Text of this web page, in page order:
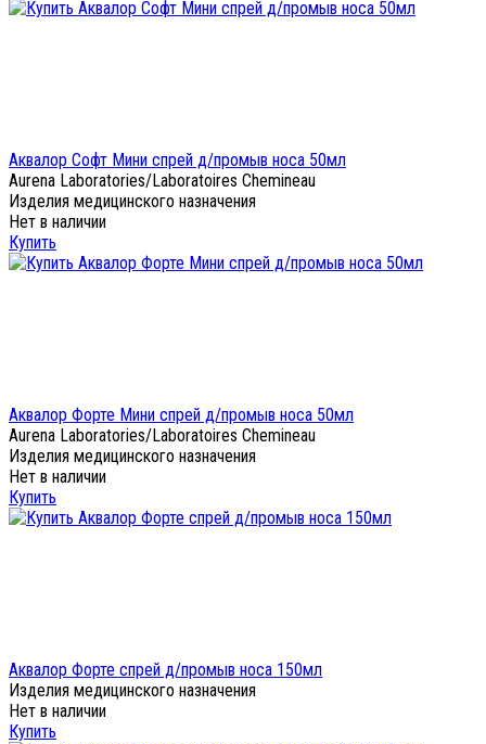
Аквалор Софт Мини спрей д/промыв носа 50мл
Aurena Laboratories/Laboratoires Chemineau
Изделия медицинского назначения
Нет в наличии
Купить
Аквалор Форте Мини спрей д/промыв носа 50мл
Aurena Laboratories/Laboratoires Chemineau
Изделия медицинского назначения
Нет в наличии
Купить
Аквалор Форте спрей д/промыв носа 150мл
Изделия медицинского назначения
Нет в наличии
Купить